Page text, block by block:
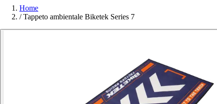
Home
/ Tappeto ambientale Biketek Series 7